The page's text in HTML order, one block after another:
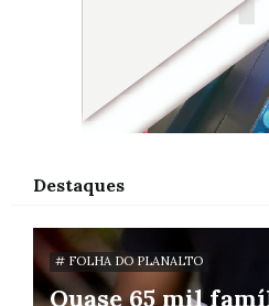
Destaques
# FOLHA DO PLANALTO
Quase 65 mil